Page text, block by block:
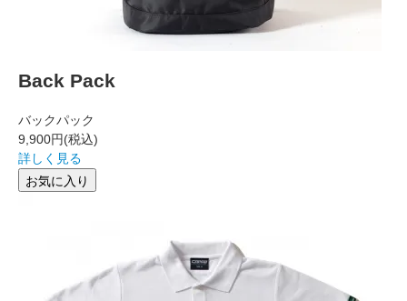
Back Pack
バックパック
9,900円(税込)
詳しく見る
お気に入り